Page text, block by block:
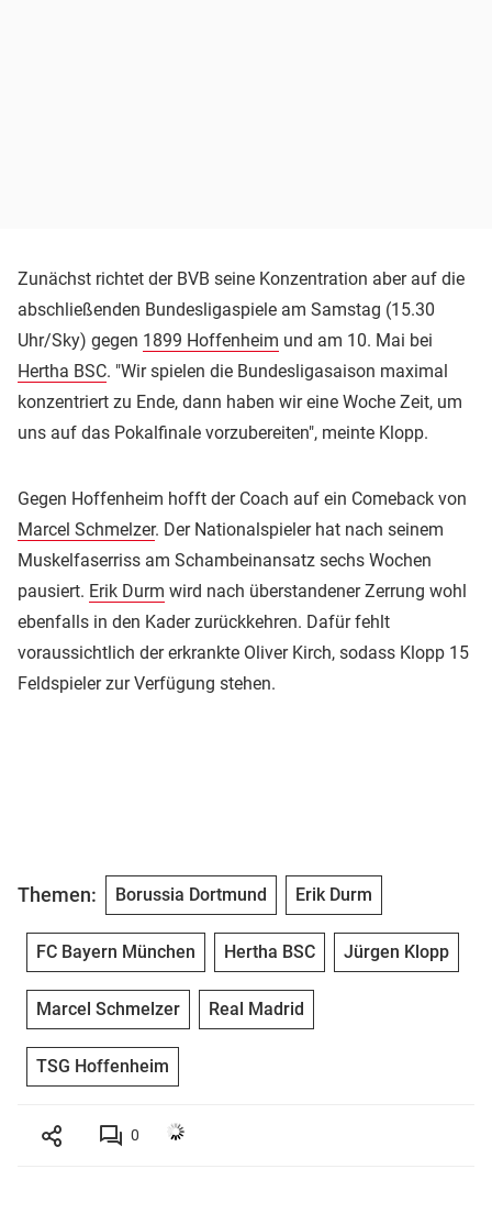
Zunächst richtet der BVB seine Konzentration aber auf die
abschließenden Bundesligaspiele am Samstag (15.30
Uhr/Sky) gegen 1899 Hoffenheim und am 10. Mai bei
Hertha BSC. "Wir spielen die Bundesligasaison maximal
konzentriert zu Ende, dann haben wir eine Woche Zeit, um
uns auf das Pokalfinale vorzubereiten", meinte Klopp.
Gegen Hoffenheim hofft der Coach auf ein Comeback von
Marcel Schmelzer. Der Nationalspieler hat nach seinem
Muskelfaserriss am Schambeinansatz sechs Wochen
pausiert. Erik Durm wird nach überstandener Zerrung wohl
ebenfalls in den Kader zurückkehren. Dafür fehlt
voraussichtlich der erkrankte Oliver Kirch, sodass Klopp 15
Feldspieler zur Verfügung stehen.
Themen: Borussia Dortmund Erik Durm
FC Bayern München Hertha BSC Jürgen Klopp
Marcel Schmelzer Real Madrid
TSG Hoffenheim
0